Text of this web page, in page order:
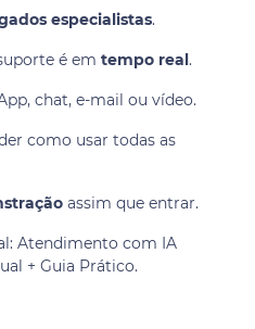
especialistas.
é em tempo real.
chat, e-mail ou vídeo.
como usar todas as
assim que entrar.
Atendimento com IA
+ Guia Prático.